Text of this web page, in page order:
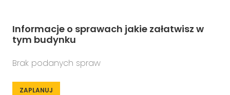
Informacje o sprawach jakie załatwisz w
tym budynku
Brak podanych spraw
ZAPLANUJ